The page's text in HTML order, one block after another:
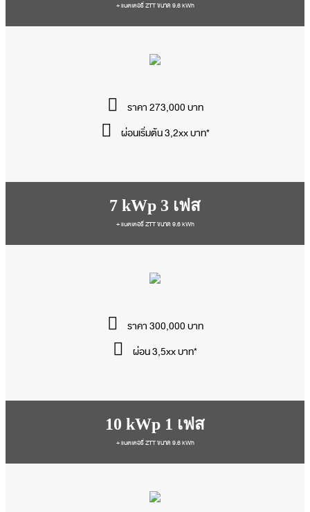
+ แบตเตอรี่ ZTT ขนาด 9.6 kWh
ราคา 273,000 บาท
ผ่อนเริ่มต้น 3,2xx บาท*
7 kWp 3 เฟส
+ แบตเตอรี่ ZTT ขนาด 9.6 kWh
ราคา 300,000 บาท
ผ่อน 3,5xx บาท*
10 kWp 1 เฟส
+ แบตเตอรี่ ZTT ขนาด 9.6 kWh